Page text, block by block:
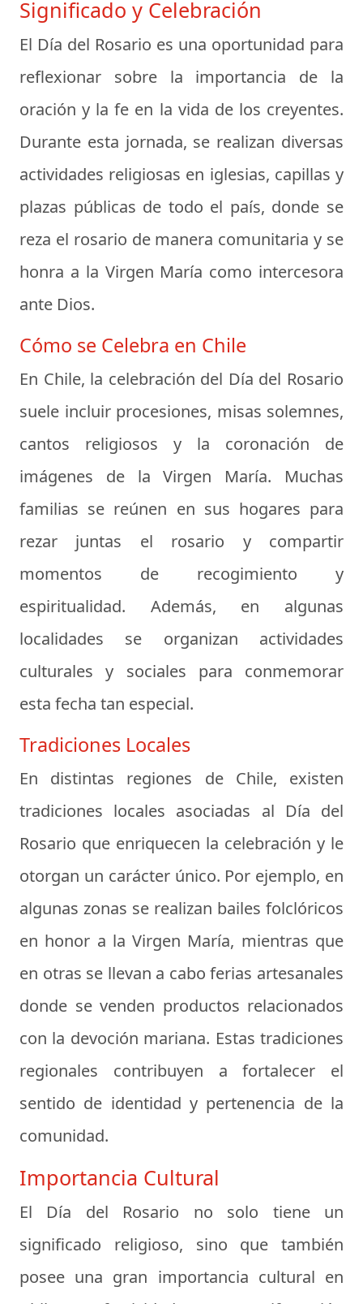
Significado y Celebración
El Día del Rosario es una oportunidad para
reflexionar sobre la importancia de la
oración y la fe en la vida de los creyentes.
Durante esta jornada, se realizan diversas
actividades religiosas en iglesias, capillas y
plazas públicas de todo el país, donde se
reza el rosario de manera comunitaria y se
honra a la Virgen María como intercesora
ante Dios.
Cómo se Celebra en Chile
En Chile, la celebración del Día del Rosario
suele incluir procesiones, misas solemnes,
cantos religiosos y la coronación de
imágenes de la Virgen María. Muchas
familias se reúnen en sus hogares para
rezar juntas el rosario y compartir
momentos de recogimiento y
espiritualidad. Además, en algunas
localidades se organizan actividades
culturales y sociales para conmemorar
esta fecha tan especial.
Tradiciones Locales
En distintas regiones de Chile, existen
tradiciones locales asociadas al Día del
Rosario que enriquecen la celebración y le
otorgan un carácter único. Por ejemplo, en
algunas zonas se realizan bailes folclóricos
en honor a la Virgen María, mientras que
en otras se llevan a cabo ferias artesanales
donde se venden productos relacionados
con la devoción mariana. Estas tradiciones
regionales contribuyen a fortalecer el
sentido de identidad y pertenencia de la
comunidad.
Importancia Cultural
El Día del Rosario no solo tiene un
significado religioso, sino que también
posee una gran importancia cultural en